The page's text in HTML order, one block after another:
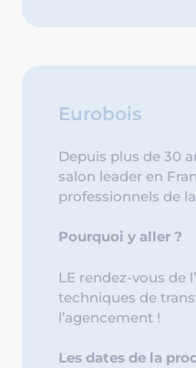
Eurobois
Depuis plus de 30
salon leader en
professionnels de
Pourquoi y aller ?
LE rendez-vous de
techniques de
l’agencement !
Les dates de la